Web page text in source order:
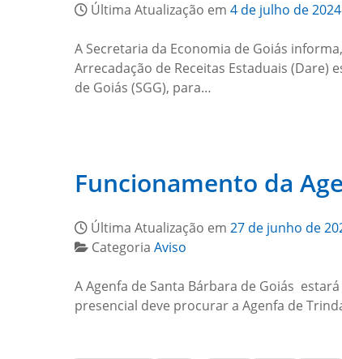
Última Atualização em 4 de julho de 2024
A Secretaria da Economia de Goiás
Arrecadação de Receitas Estaduais
de Goiás (SGG), para…
Funcionamento da
Última Atualização em 27 de junho de
Categoria Aviso
A Agenfa de Santa Bárbara de Goiás
presencial deve procurar a Agenfa de